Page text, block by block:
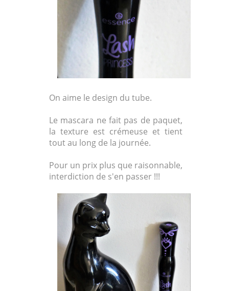
On aime le design du tube.
Le mascara ne fait pas de paquet,
la texture est crémeuse et tient
tout au long de la journée.
Pour un prix plus que raisonnable,
interdiction de s'en passer !!!